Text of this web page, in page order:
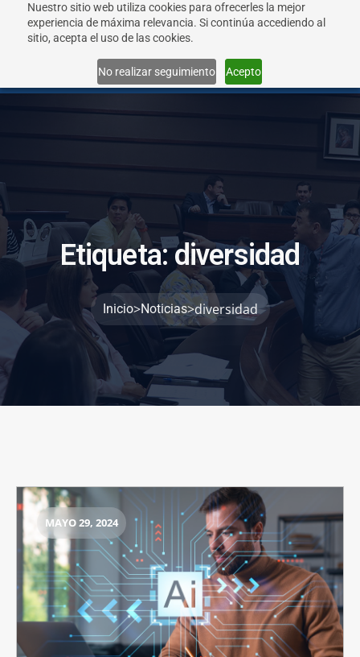
Nuestro sitio web utiliza cookies para ofrecerles la mejor
experiencia de máxima relevancia. Si continúa accediendo al
sitio, acepta el uso de las cookies.
No realizar seguimiento Acepto
Etiqueta:diversidad
Inicio>Noticias>diversidad
MAYO 29, 2024